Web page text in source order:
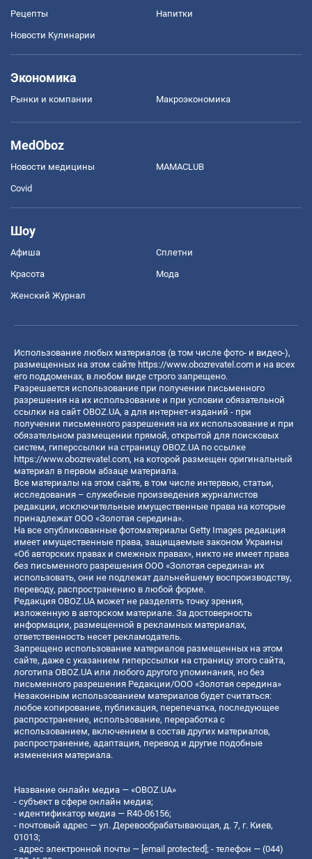
Рецепты Напитки
Новости Кулинарии
Экономика
Рынки и компании Mакроэкономика
MedOboz
Новости медицины MAMACLUB
Covid
Шоу
Афиша Сплетни
Красота Мода
Женский Журнал
Использование любых материалов (в том числе фото- и видео-),
размещенных на этом сайте https://www.obozrevatel.com и на всех
его поддоменах, в любом виде строго запрещено.
Разрешается использование при получении письменного
разрешения на их использование и при условии обязательной
ссылки на сайт OBOZ.UA, а для интернет-изданий - при
получении письменного разрешения на их использование и при
обязательном размещении прямой, открытой для поисковых
систем, гиперссылки на страницу OBOZ.UA по ссылке
https://www.obozrevatel.com, на которой размещен оригинальный
материал в первом абзаце материала.
Все материалы на этом сайте, в том числе интервью, статьи,
исследования – служебные произведения журналистов
редакции, исключительные имущественные права на которые
принадлежат ООО «Золотая середина».
На все опубликованные фотоматериалы Getty Images редакция
имеет имущественные права, защищаемые законом Украины
«Об авторских правах и смежных правах», никто не имеет права
без письменного разрешения ООО «Золотая середина» их
использовать, они не подлежат дальнейшему воспроизводству,
переводу, распространению в любой форме.
Редакция OBOZ.UA может не разделять точку зрения,
изложенную в авторском материале. За достоверность
информации, размещенной в рекламных материалах,
ответственность несет рекламодатель.
Запрещено использование материалов размещенных на этом
сайте, даже с указанием гиперссылки на страницу этого сайта,
логотипа OBOZ.UA или любого другого упоминания, но без
письменного разрешения Редакции/ООО «Золотая середина»
Незаконным использованием материалов будет считаться:
любое копирование, публикация, перепечатка, последующее
распространение, использование, переработка с
использованием, включением в состав других материалов,
распространение, адаптация, перевод и другие подобные
изменения материала.
Название онлайн медиа — «OBOZ.UA»
- субъект в сфере онлайн медиа;
- идентификатор медиа — R40-06156;
- почтовый адрес — ул. Деревообрабатывающая, д. 7, г. Киев,
01013;
- адрес электронной почты — [email protected] ; - телефон — (044)